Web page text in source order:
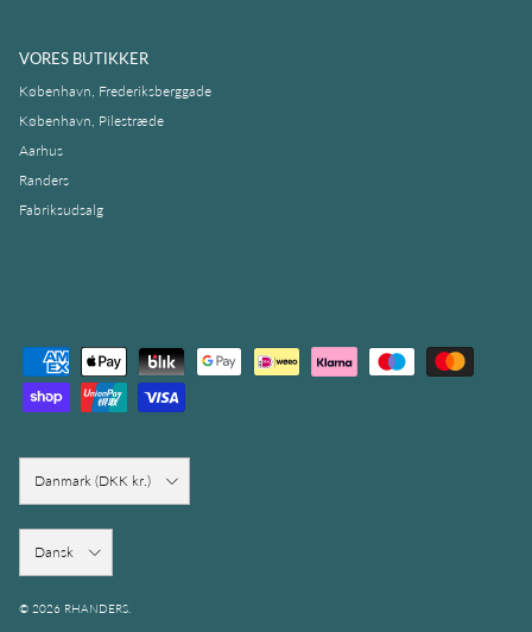
VORES BUTIKKER
København, Frederiksberggade
København, Pilestræde
Aarhus
Randers
Fabriksudsalg
Danmark (DKK kr.)
Dansk
© 2026 RHANDERS